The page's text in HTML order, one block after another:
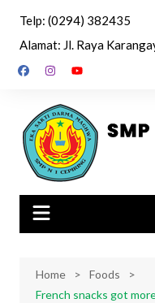
content
Telp: (0294) 382435
Alamat: Jl. Raya
Home
Foods
French snacks got